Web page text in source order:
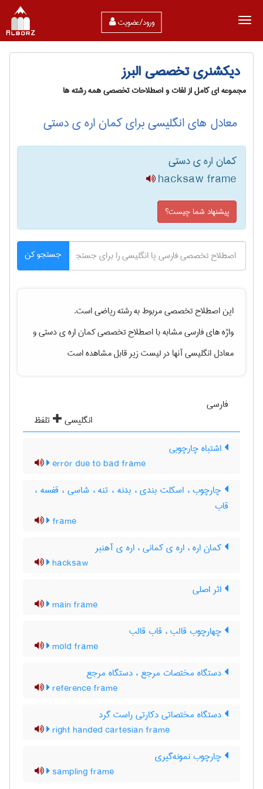
ورود/عضویت
دیکشنری تخصصی البرز
مجموعه ای کامل از لغات و اصطلاحات تخصصی همه رشته ها
معادل های انگلیسی برای کمان اره ی دستی
کمان اره ی دستی
hacksaw frame
پیشنهاد شما چیست؟
جستجو کن
این اصطلاح تخصصی مربوط به رشتهرياضیاست.
واژه های فارسی مشابه با اصطلاح تخصصیکمان اره ی دستیو
معادل انگلیسی آنها در لیست زیر قابل مشاهده است
فارسی
انگلیسی
تلفظ
اشتباه چارچوبی
error due to bad frame
چارچوب ، اسکلت بندی ، بدنه ، تنه ، شاسی ، قفسه ،
قاب
frame
کمان اره ، اره ی کمانی ، اره ی آهنبر
hacksaw
اثر اصلی
main frame
چهارچوب قالب ، قاب قالب
mold frame
دستگاه مختصات مرجع ، دستگاه مرجع
reference frame
دستگاه مختصاتی دکارتی راست گرد
right handed cartesian frame
چارچوب نمونه‌گیری
sampling frame